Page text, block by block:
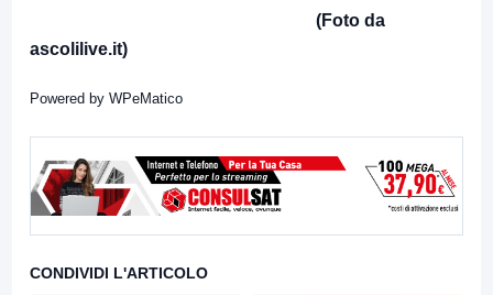
(Foto da
ascolilive.it)
Powered by WPeMatico
CONDIVIDI L'ARTICOLO